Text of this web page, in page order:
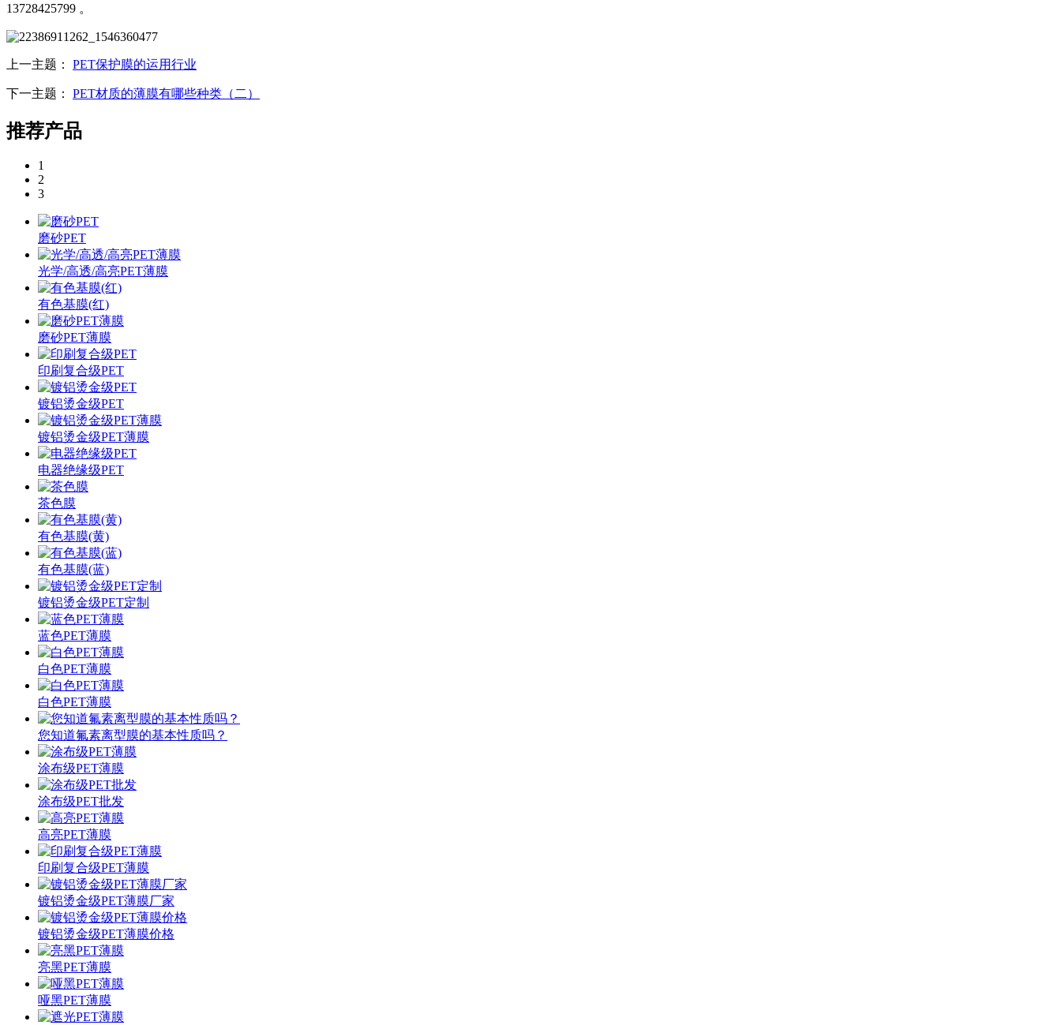
13728425799 。
上一主题： PET保护膜的运用行业
下一主题： PET材质的薄膜有哪些种类（二）
推荐产品
1
2
3
磨砂PET
光学/高透/高亮PET薄膜
有色基膜(红)
磨砂PET薄膜
印刷复合级PET
镀铝烫金级PET
镀铝烫金级PET薄膜
电器绝缘级PET
茶色膜
有色基膜(黄)
有色基膜(蓝)
镀铝烫金级PET定制
蓝色PET薄膜
白色PET薄膜
白色PET薄膜
您知道氟素离型膜的基本性质吗？
涂布级PET薄膜
涂布级PET批发
高亮PET薄膜
印刷复合级PET薄膜
镀铝烫金级PET薄膜厂家
镀铝烫金级PET薄膜价格
亮黑PET薄膜
哑黑PET薄膜